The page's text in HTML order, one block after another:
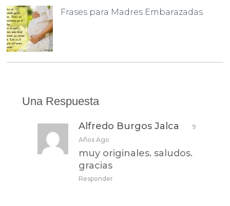
Frases para Madres Embarazadas
Una Respuesta
Alfredo Burgos Jalca
9
Años Ago
muy originales. saludos.
gracias
Responder